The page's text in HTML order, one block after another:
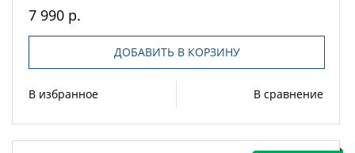
7 990 р.
ДОБАВИТЬ В КОРЗИНУ
В избранное В сравнение